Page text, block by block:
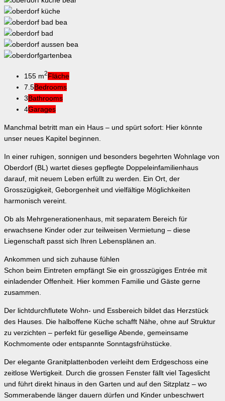
155 m2Fläche
7.5Bedrooms
3Bathrooms
4Garages
Manchmal betritt man ein Haus – und spürt sofort: Hier könnte
unser neues Kapitel beginnen.
In einer ruhigen, sonnigen und besonders begehrten Wohnlage von
Oberdorf (BL) wartet dieses gepflegte Doppeleinfamilienhaus
darauf, mit neuem Leben erfüllt zu werden. Ein Ort, der
Grosszügigkeit, Geborgenheit und vielfältige Möglichkeiten
harmonisch vereint.
Ob als Mehrgenerationenhaus, mit separatem Bereich für
erwachsene Kinder oder zur teilweisen Vermietung – diese
Liegenschaft passt sich Ihren Lebensplänen an.
Ankommen und sich zuhause fühlen
Schon beim Eintreten empfängt Sie ein grosszügiges Entrée mit
einladender Offenheit. Hier kommen Familie und Gäste gerne
zusammen.
Der lichtdurchflutete Wohn- und Essbereich bildet das Herzstück
des Hauses. Die halboffene Küche schafft Nähe, ohne auf Struktur
zu verzichten – perfekt für gesellige Abende, gemeinsame
Kochmomente oder entspannte Sonntagsfrühstücke.
Der elegante Granitplattenboden verleiht dem Erdgeschoss eine
zeitlose Wertigkeit. Durch die grossen Fenster fällt viel Tageslicht
und führt direkt hinaus in den Garten und auf den Sitzplatz – wo
Sommerabende länger dauern dürfen und Kinder unbeschwert